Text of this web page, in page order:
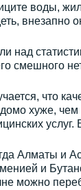
воды,
внезапно
над
смешного
что
хуже, чем
услуг.
Алматы и
и
можно